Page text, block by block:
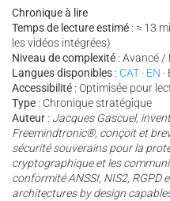
Chronique à lire
Temps de lecture estimé : ≈ 13
les vidéos intégrées)
Niveau de complexité : Avancé /
Langues disponibles : CAT · EN ·
Accessibilité : Optimisée pour
Type : Chronique stratégique
Auteur : Jacques Gascuel,
Freemindtronic®, conçoit et
sécurité souverains pour la
cryptographique et les
conformité ANSSI, NIS2, RGPD
architectures by design